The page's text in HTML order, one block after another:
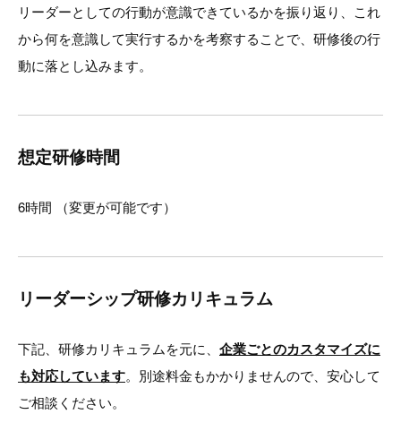
リーダーとしての行動が意識できているかを振り返り、これ
から何を意識して実行するかを考察することで、研修後の行
動に落とし込みます。
想定研修時間
6時間 （変更が可能です）
リーダーシップ研修カリキュラム
下記、研修カリキュラムを元に、 企業ごとのカスタマイズに
も対応しています。別途料金もかかりませんので、安心して
ご相談ください。